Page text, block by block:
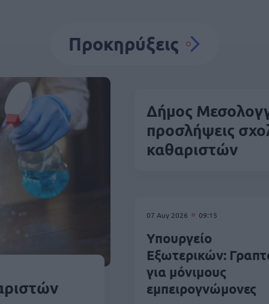
Προκηρύξεις
Δήμος
προσλήψεις
καθαριστών
07 Αυγ 2026 09:15
Υπουργείο
Εξωτερικών:
για μόνιμους
εμπειρογνώμονες